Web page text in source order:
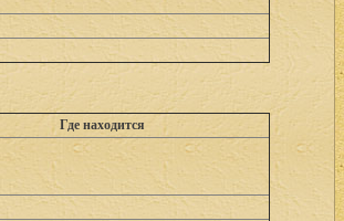
Где находится